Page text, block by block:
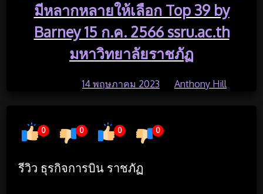
มีหลากหลายให้เลือก Top 39 by
Barney 15 ก.ค. 2566 ssru.ac.th
มหาวิทยาลัยราชภัฏ
Posted on14 พฤษภาคม 2023 Anthony Hill
0 0 0 0
รีวิว ธุรกิจการบิน ราชภัฏ